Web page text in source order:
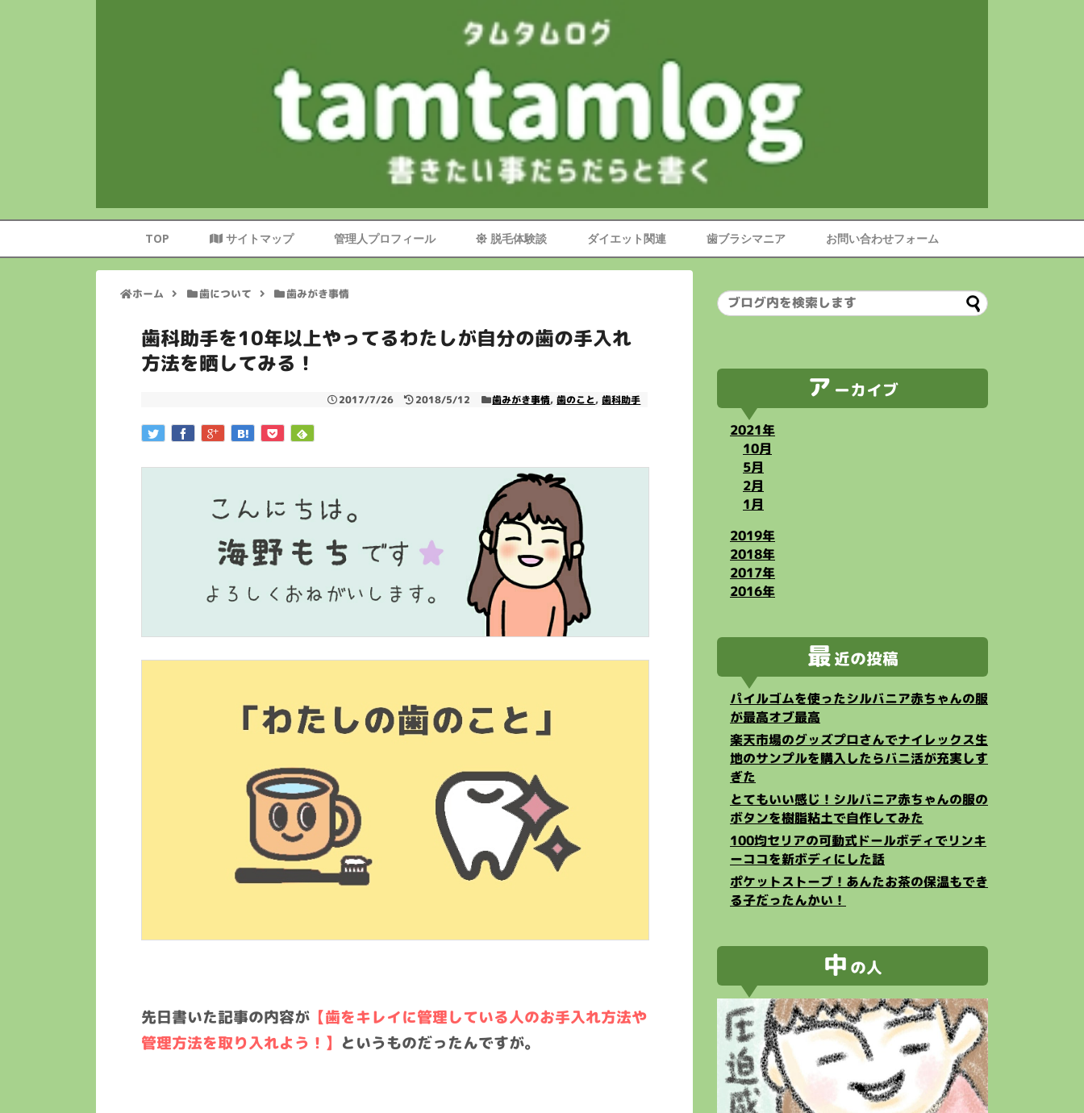
TOP サイトマップ 管理人プロフィール 脱毛体験談 ダイエット関連 歯ブラシマニア お問い合わせフォーム
ホーム 歯について 歯みがき事情
歯科助手を10年以上やってるわたしが自分の歯の手入れ
方法を晒してみる！
2017/7/26 2018/5/12 歯みがき事情,歯のこと,歯科助手
先日書いた記事の内容が 【歯をキレイに管理している人のお手入れ方法や
管理方法を取り入れよう！】 というものだったんですが。
ア ーカイブ
2021年
10月
5月
2月
1月
2019年
2018年
2017年
2016年
最近の投稿
パイルゴムを使ったシルバニア赤ちゃんの服
が最高オブ最高
楽天市場のグッズプロさんでナイレックス生
地のサンプルを購入したらバニ活が充実しす
ぎた
とてもいい感じ！シルバニア赤ちゃんの服の
ボタンを樹脂粘土で自作してみた
100均セリアの可動式ドールボディでリンキ
ーココを新ボディにした話
ポケットストーブ！あんたお茶の保温もでき
る子だったんかい！
中 の人
サイトマップ
管理人プロフィール
脱毛体験談
ダイエット関連
歯ブラシマニア